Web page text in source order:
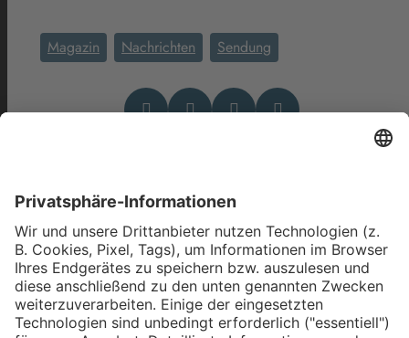
Magazin Nachrichten Sendung
Das könnte Dich auch
interessieren
allgäu.tv Nachrichten - Freitag,